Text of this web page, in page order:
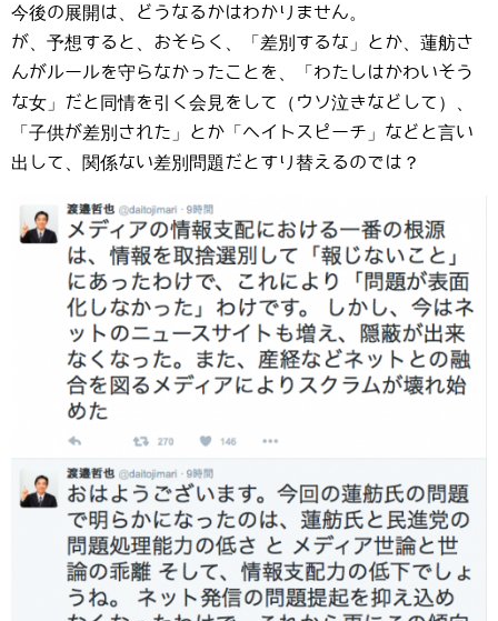
今後の展開は、どうなるかはわかりません。
が、予想すると、おそらく、「差別するな」とか、蓮舫さ
んがルールを守らなかったことを、「わたしはかわいそう
な女」だと同情を引く会見をして（ウソ泣きなどして）、
「子供が差別された」とか「ヘイトスピーチ」などと言い
出して、関係ない差別問題だとすり替えるのでは？